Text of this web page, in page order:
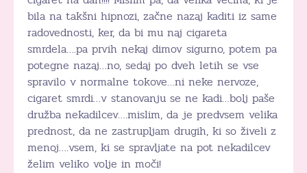
bila na takšni hipnozi, začne nazaj kaditi iz same
radovednosti, ker, da bi mu naj cigareta
smrdela….pa prvih nekaj dimov sigurno, potem pa
potegne nazaj…no, sedaj po dveh letih se vse
spravilo v normalne tokove…ni neke nervoze,
cigaret smrdi…v stanovanju se ne kadi…bolj paše
družba nekadilcev….mislim, da je predvsem velika
prednost, da ne zastrupljam drugih, ki so živeli z
menoj….vsem, ki se spravljate na pot nekadilcev
želim veliko volje in moči!